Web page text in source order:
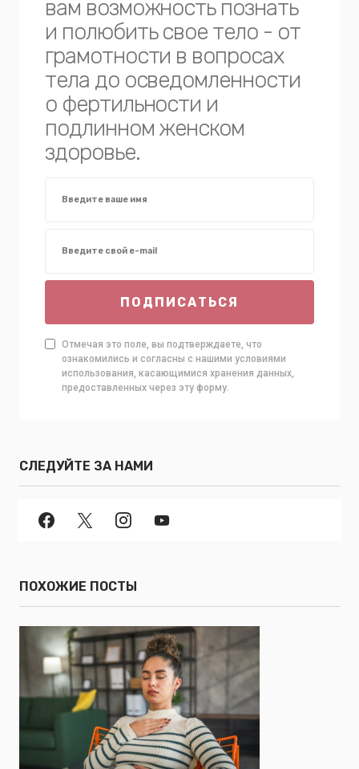
вам возможность познать
и полюбить свое тело - от
грамотности в вопросах
тела до осведомленности
о фертильности и
подлинном женском
здоровье.
ПОДПИСАТЬСЯ
Отмечая это поле, вы подтверждаете, что
ознакомились и согласны с нашими условиями
использования, касающимися хранения данных,
предоставленных через эту форму.
СЛЕДУЙТЕ ЗА НАМИ
ПОХОЖИЕ ПОСТЫ